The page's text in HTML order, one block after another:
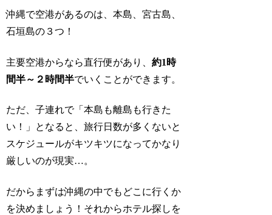
沖縄で空港があるのは、本島、宮古島、
石垣島の３つ！
主要空港からなら直行便があり、約1時
間半～２時間半でいくことができます。
ただ、子連れで「本島も離島も行きた
い！」となると、旅行日数が多くないと
スケジュールがキツキツになってかなり
厳しいのが現実…。
だからまずは沖縄の中でもどこに行くか
を決めましょう！それからホテル探しを